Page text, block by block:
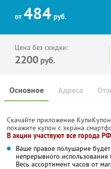
от 484 руб.
Цена без скидки:
2200 руб.
Основное Адреса
Скачайте приложение
покажите купон с экрана
В акции участвуют все города
Ваше правое полушарие
непрерывного
Весь ассортимент часов от